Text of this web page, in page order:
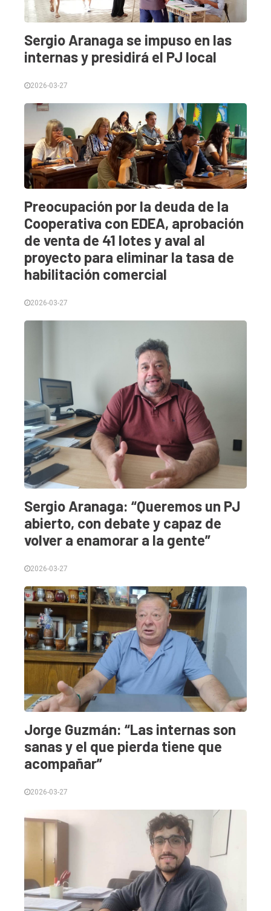
Sergio Aranaga se impuso en las
internas y presidirá el PJ local
2026-03-27
Preocupación por la deuda de la
Cooperativa con EDEA, aprobación
de venta de 41 lotes y aval al
proyecto para eliminar la tasa de
habilitación comercial
2026-03-27
Sergio Aranaga: “Queremos un PJ
abierto, con debate y capaz de
volver a enamorar a la gente”
2026-03-27
Jorge Guzmán: “Las internas son
sanas y el que pierda tiene que
acompañar”
2026-03-27